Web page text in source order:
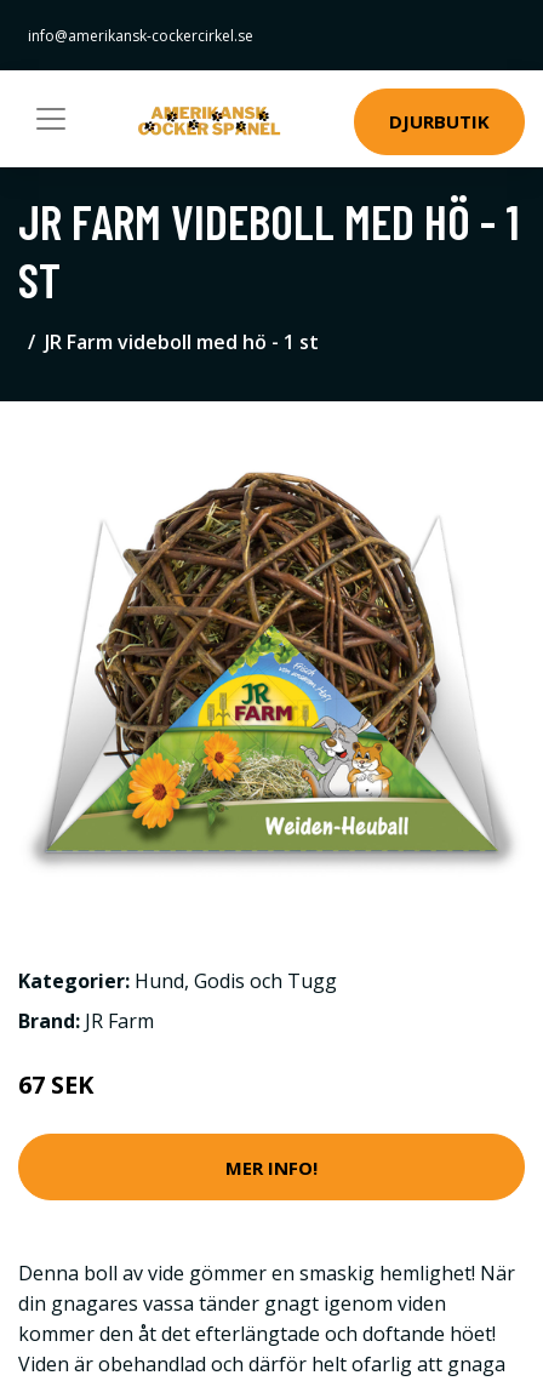
info@amerikansk-cockercirkel.se
DJURBUTIK
JR FARM VIDEBOLL MED HÖ - 1
ST
JR Farm videboll med hö - 1 st
Kategorier: Hund, Godis och Tugg
Brand: JR Farm
67 SEK
MER INFO!
Denna boll av vide gömmer en smaskig hemlighet! När
din gnagares vassa tänder gnagt igenom viden
kommer den åt det efterlängtade och doftande höet!
Viden är obehandlad och därför helt ofarlig att gnaga